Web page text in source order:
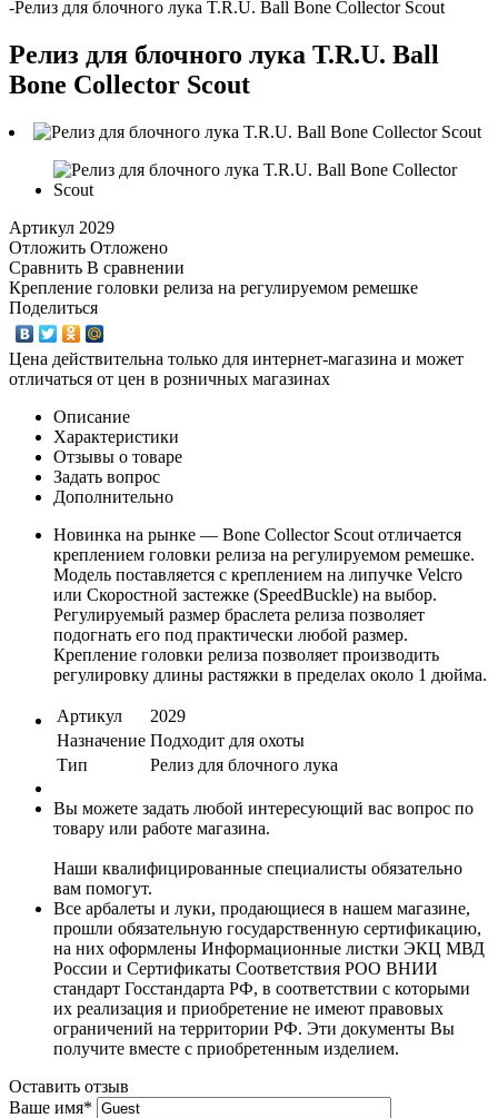
-Релиз для блочного лука T.R.U. Ball Bone Collector Scout
Релиз для блочного лука T.R.U. Ball
Bone Collector Scout
Артикул 2029
Отложить Отложено
Сравнить В сравнении
Крепление головки релиза на регулируемом ремешке
Поделиться
Цена действительна только для интернет-магазина и может
отличаться от цен в розничных магазинах
Описание
Характеристики
Отзывы о товаре
Задать вопрос
Дополнительно
Новинка на рынке — Bone Collector Scout отличается
креплением головки релиза на регулируемом ремешке.
Модель поставляется с креплением на липучке Velcro
или Скоростной застежке (SpeedBuckle) на выбор.
Регулируемый размер браслета релиза позволяет
подогнать его под практически любой размер.
Крепление головки релиза позволяет производить
регулировку длины растяжки в пределах около 1 дюйма.
Артикул
2029
Назначение Подходит для охоты
Тип
Релиз для блочного лука
Вы можете задать любой интересующий вас вопрос по
товару или работе магазина.
Наши квалифицированные специалисты обязательно
вам помогут.
Все арбалеты и луки, продающиеся в нашем магазине,
прошли обязательную государственную сертификацию,
на них оформлены Информационные листки ЭКЦ МВД
России и Сертификаты Соответствия РОО ВНИИ
стандарт Госстандарта РФ, в соответствии с которыми
их реализация и приобретение не имеют правовых
ограничений на территории РФ. Эти документы Вы
получите вместе с приобретенным изделием.
Оставить отзыв
Ваше имя*